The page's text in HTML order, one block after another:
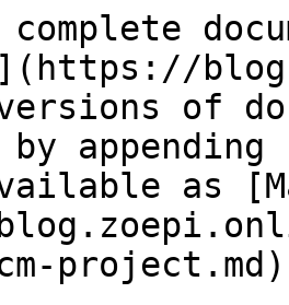
versions of
as